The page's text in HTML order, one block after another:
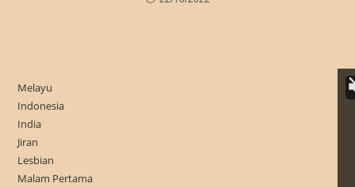
Melayu
Indonesia
India
Jiran
Lesbian
Malam Pertama